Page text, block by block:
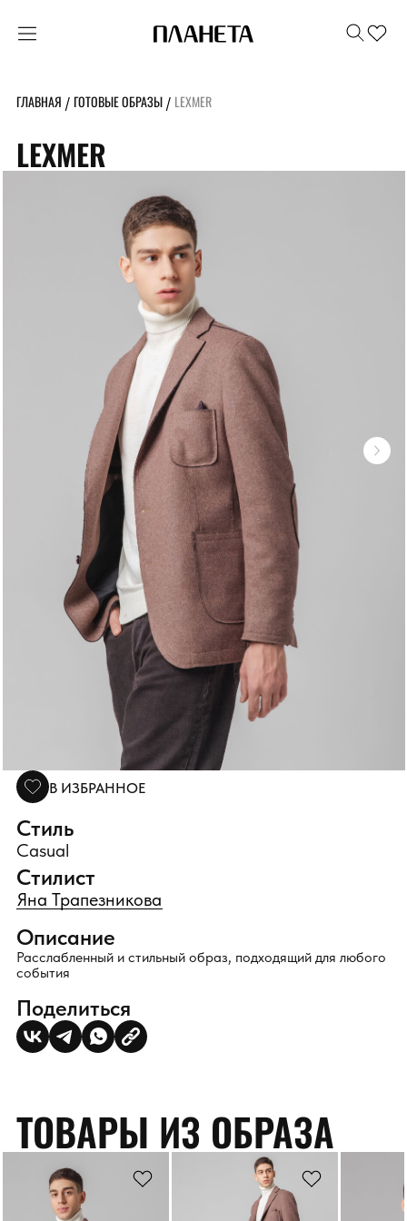
ГЛАВНАЯ / ГОТОВЫЕ ОБРАЗЫ / LEXMER
LEXMER
Описание
Расслабленный и стильный образ, подходящий для любого
события
Стиль
Casual
Стилист
Яна Трапезникова
В ИЗБРАННОЕ
Поделиться
ТОВАРЫ ИЗ ОБРАЗА